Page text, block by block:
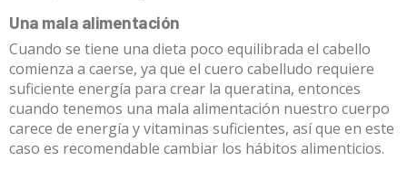
Una mala alimentación
Cuando se tiene una dieta poco equilibrada el cabello
comienza a caerse, ya que el cuero cabelludo requiere
suficiente energía para crear la queratina, entonces
cuando tenemos una mala alimentación nuestro cuerpo
carece de energía y vitaminas suficientes, así que en este
caso es recomendable cambiar los hábitos alimenticios.